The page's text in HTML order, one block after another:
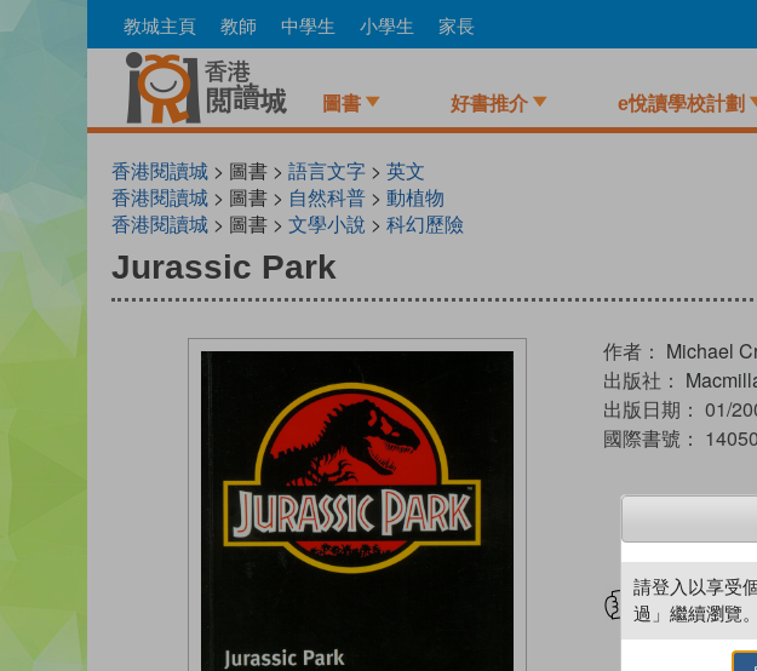
to
教城主頁 教師 中學生 小學生 家長
圖書 好書推介 e悅讀學校計劃
香港閱讀城 > 圖書 > 語言文字 > 英文
香港閱讀城 > 圖書 > 自然科普 > 動植物
香港閱讀城 > 圖書 > 文學小說 > 科幻歷險
Jurassic Park
作者： Michael
出版社：
出版日期： 01/
國際書號：
試
請登入以享受
過」繼續瀏覽。